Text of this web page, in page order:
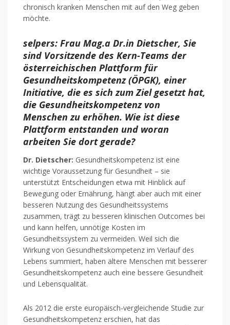
chronisch kranken Menschen mit auf den Weg geben
möchte.
selpers: Frau Mag.a Dr.in Dietscher, Sie
sind Vorsitzende des Kern-Teams der
österreichischen Plattform für
Gesundheitskompetenz (ÖPGK), einer
Initiative, die es sich zum Ziel gesetzt hat,
die Gesundheitskompetenz von
Menschen zu erhöhen. Wie ist diese
Plattform entstanden und woran
arbeiten Sie dort gerade?
Dr. Dietscher: Gesundheitskompetenz ist eine
wichtige Voraussetzung für Gesundheit – sie
unterstützt Entscheidungen etwa mit Hinblick auf
Bewegung oder Ernährung, hängt aber auch mit einer
besseren Nutzung des Gesundheitssystems
zusammen, trägt zu besseren klinischen Outcomes bei
und kann helfen, unnötige Kosten im
Gesundheitssystem zu vermeiden. Weil sich die
Wirkung von Gesundheitskompetenz im Verlauf des
Lebens summiert, haben ältere Menschen mit besserer
Gesundheitskompetenz auch eine bessere Gesundheit
und Lebensqualität.
Als 2012 die erste europäisch-vergleichende Studie zur
Gesundheitskompetenz erschien, hat das